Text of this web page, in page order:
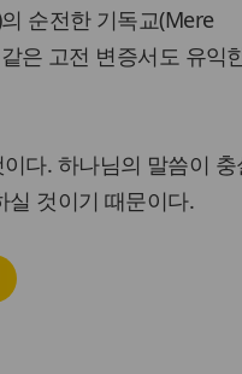
순전한 기독교(Mere
은 고전 변증서도 유익
다. 하나님의 말씀이 충
실 것이기 때문이다.